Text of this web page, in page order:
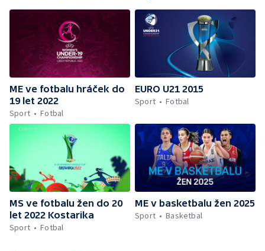
ME ve fotbalu hráček do
19 let 2022
Sport
Fotbal
EURO U21 2015
Sport
Fotbal
MS ve fotbalu žen do 20
let 2022 Kostarika
Sport
Fotbal
ME v basketbalu žen 2025
Sport
Basketbal